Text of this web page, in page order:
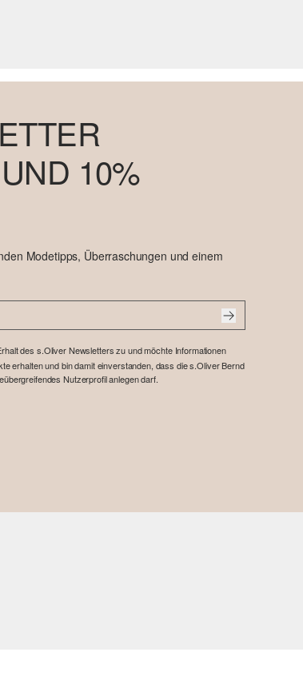
10%
Modetipps, Überraschungen und einem
des s.Oliver Newsletters zu und möchte Informationen
erhalten und bin damit einverstanden, dass die s.Oliver Bernd
Nutzerprofil anlegen darf.